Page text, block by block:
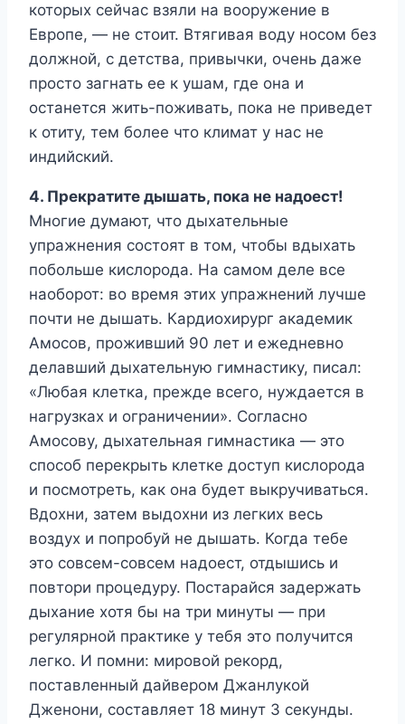
которых сейчас взяли на вооружение в
Европе, — не стоит. Втягивая воду носом без
должной, с детства, привычки, очень даже
просто загнать ее к ушам, где она и
останется жить-поживать, пока не приведет
к отиту, тем более что климат у нас не
индийский.
4. Прекратите дышать, пока не надоест!
Многие думают, что дыхательные
упражнения состоят в том, чтобы вдыхать
побольше кислорода. На самом деле все
наоборот: во время этих упражнений лучше
почти не дышать. Кардиохирург академик
Амосов, проживший 90 лет и ежедневно
делавший дыхательную гимнастику, писал:
«Любая клетка, прежде всего, нуждается в
нагрузках и ограничении». Согласно
Амосову, дыхательная гимнастика — это
способ перекрыть клетке доступ кислорода
и посмотреть, как она будет выкручиваться.
Вдохни, затем выдохни из легких весь
воздух и попробуй не дышать. Когда тебе
это совсем-совсем надоест, отдышись и
повтори процедуру. Постарайся задержать
дыхание хотя бы на три минуты — при
регулярной практике у тебя это получится
легко. И помни: мировой рекорд,
поставленный дайвером Джанлукой
Дженони, составляет 18 минут 3 секунды.